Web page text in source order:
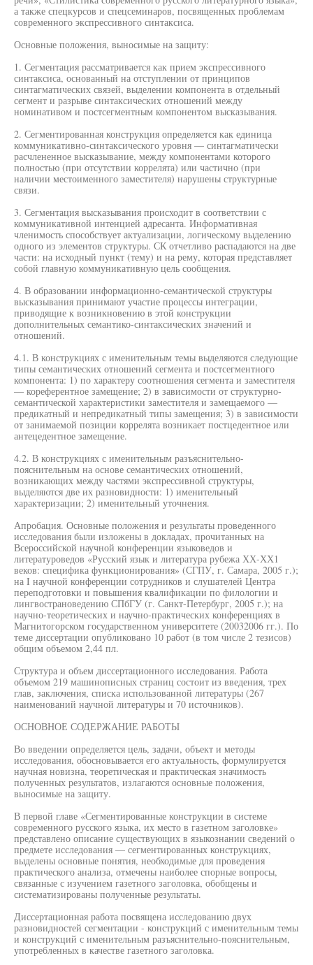
а также спецкурсов и спецсеминаров, посвященных проблемам
современного экспрессивного синтаксиса.
Основные положения, выносимые на защиту:
1. Сегментация рассматривается как прием экспрессивного
синтаксиса, основанный на отступлении от принципов
синтагматических связей, выделении компонента в отдельный
сегмент и разрыве синтаксических отношений между
номинативом и постсегментным компонентом высказывания.
2. Сегментированная конструкция определяется как единица
коммуникативно-синтаксического уровня — синтагматически
расчлененное высказывание, между компонентами которого
полностью (при отсутствии коррелята) или частично (при
наличии местоименного заместителя) нарушены структурные
связи.
3. Сегментация высказывания происходит в соответствии с
коммуникативной интенцией адресанта. Информативная
членимость способствует актуализации, логическому выделению
одного из элементов структуры. СК отчетливо распадаются на две
части: на исходный пункт (тему) и на рему, которая представляет
собой главную коммуникативную цель сообщения.
4. В образовании информационно-семантической структуры
высказывания принимают участие процессы интеграции,
приводящие к возникновению в этой конструкции
дополнительных семантико-синтаксических значений и
отношений.
4.1. В конструкциях с именительным темы выделяются следующие
типы семантических отношений сегмента и постсегментного
компонента: 1) по характеру соотношения сегмента и заместителя
— кореферентное замещение; 2) в зависимости от структурно-
семантической характеристики заместителя и замещаемого —
предикатный и непредикатный типы замещения; 3) в зависимости
от занимаемой позиции коррелята возникает постцедентное или
антецедентное замещение.
4.2. В конструкциях с именительным разъяснительно-
пояснительным на основе семантических отношений,
возникающих между частями экспрессивной структуры,
выделяются две их разновидности: 1) именительный
характеризации; 2) именительный уточнения.
Апробация. Основные положения и результаты проведенного
исследования были изложены в докладах, прочитанных на
Всероссийской научной конференции языковедов и
литературоведов «Русский язык и литература рубежа ХХ-ХХ1
веков: специфика функционирования» (СГПУ, г. Самара, 2005 г.);
на I научной конференции сотрудников и слушателей Центра
переподготовки и повышения квалификации по филологии и
лингвострановедению СПбГУ (г. Санкт-Петербург, 2005 г.); на
научно-теоретических и научно-практических конференциях в
Магнитогорском государственном университете (20032006 гг.). По
теме диссертации опубликовано 10 работ (в том числе 2 тезисов)
общим объемом 2,44 пл.
Структура и объем диссертационного исследования. Работа
объемом 219 машинописных страниц состоит из введения, трех
глав, заключения, списка использованной литературы (267
наименований научной литературы и 70 источников).
ОСНОВНОЕ СОДЕРЖАНИЕ РАБОТЫ
Во введении определяется цель, задачи, объект и методы
исследования, обосновывается его актуальность, формулируется
научная новизна, теоретическая и практическая значимость
полученных результатов, излагаются основные положения,
выносимые на защиту.
В первой главе «Сегментированные конструкции в системе
современного русского языка, их место в газетном заголовке»
представлено описание существующих в языкознании сведений о
предмете исследования — сегментированных конструкциях,
выделены основные понятия, необходимые для проведения
практического анализа, отмечены наиболее спорные вопросы,
связанные с изучением газетного заголовка, обобщены и
систематизированы полученные результаты.
Диссертационная работа посвящена исследованию двух
разновидностей сегментации - конструкций с именительным темы
и конструкций с именительным разъяснительно-пояснительным,
употребленных в качестве газетного заголовка.